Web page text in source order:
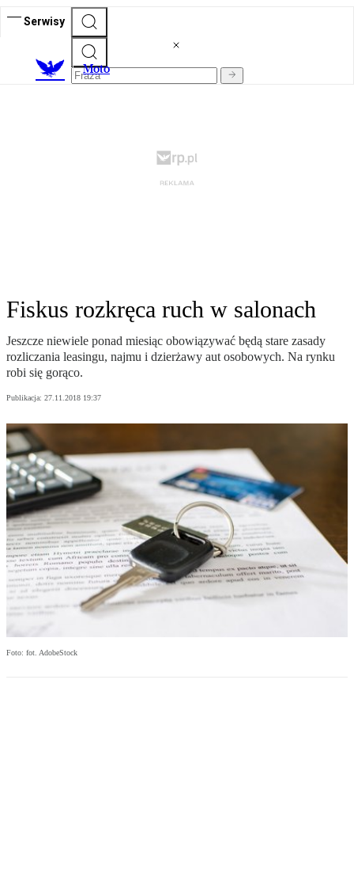
Serwisy
Moto
Fiskus rozkręca ruch w salonach
Jeszcze niewiele ponad miesiąc obowiązywać będą stare zasady
rozliczania leasingu, najmu i dzierżawy aut osobowych. Na rynku
robi się gorąco.
Publikacja: 27.11.2018 19:37
Foto: fot. AdobeStock